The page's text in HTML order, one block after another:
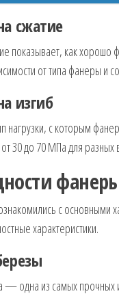
сжатие
показывает, как
от типа фанеры и
изгиб
нагрузки, с которым
30 до 70 МПа для разных
с основными
характеристики.
одна из самых прочных